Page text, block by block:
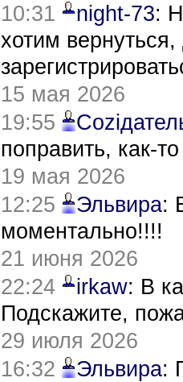
10:31
night-73:
хотим
15 мая 2026
19:55
поправить, как-
19 мая 2026
12:25
Эльвира:
моментально!!!!
21 июня 2026
22:24
irkaw: В
Подскажите,
29 июля 2026
16:32
Эльвира: